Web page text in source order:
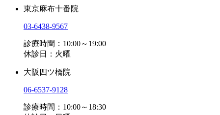
東京麻布十番院
03-6438-9567
診療時間：10:00～19:00
休診日：火曜
大阪四ツ橋院
06-6537-9128
診療時間：10:00～18:30